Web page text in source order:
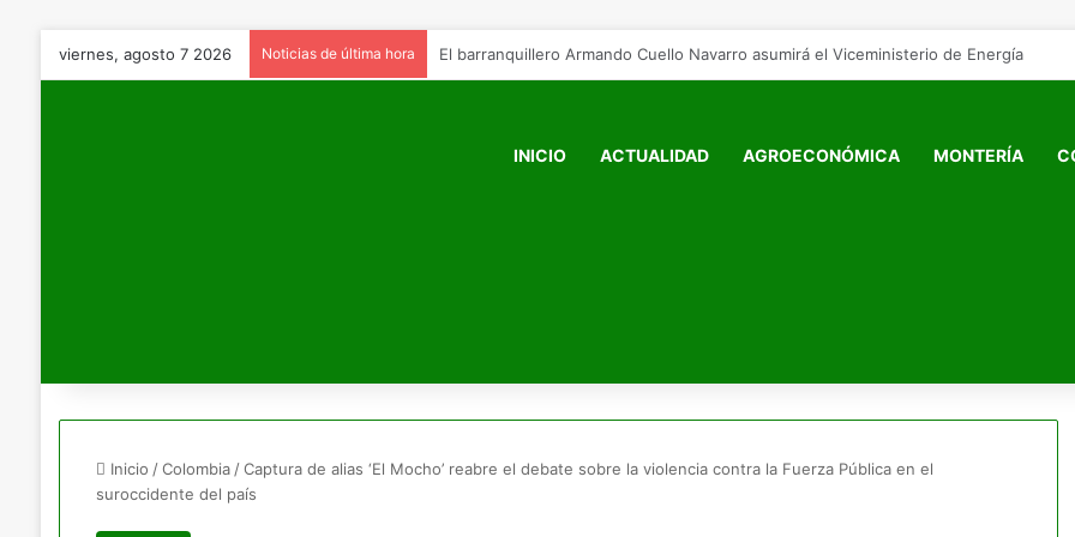
viernes, agosto 7 2026 Noticias de última hora «Abrimos las puertas para que no se cierren jamás»: Francia Márquez se despide de
INICIO ACTUALIDAD AGROECONÓMICA MONTERÍA
Inicio / Colombia / Captura de alias ‘El Mocho’ reabre el debate sobre la violencia contra la Fuerza Pública en el
suroccidente del país